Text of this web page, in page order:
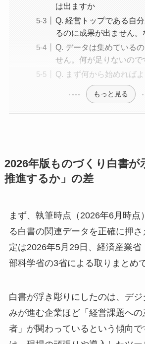
は出ますか
Q. 経営トップである自
るのに成果が出ません
Q. データは集めている
せん。何が足りないので
Q. まず何から始めれば
もっと見る
2026年版ものづくり白書が
推進するか」の差
まず、執筆時点（2026年6月時点
る白書の関連データを正確に押
定は2026年5月29日、経済産業省
部科学省の3省による取りまとめで
白書が浮き彫りにしたのは、デ
みが進む企業ほど「経営課題へ
者」が関わっているという傾向